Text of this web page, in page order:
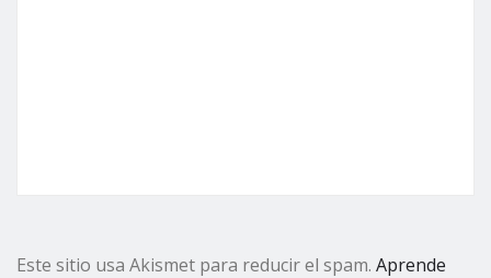
Este sitio usa Akismet para reducir el spam. Aprende